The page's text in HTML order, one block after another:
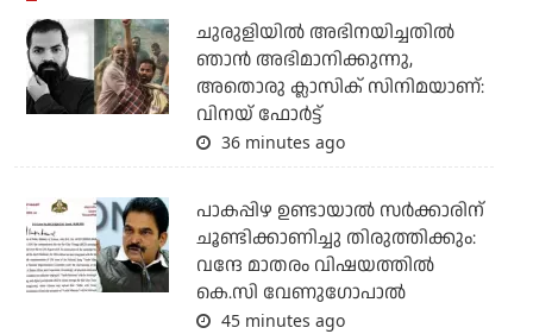
ചുരുളിയിൽ അഭിനയിച്ചതിൽ
ഞാൻ അഭിമാനിക്കുന്നു,
അതൊരു ക്ലാസിക് സിനിമയാണ്:
വിനയ് ഫോർട്ട്
36 minutes ago
പാകപ്പിഴ ഉണ്ടായാല്‍ സര്‍ക്കാരിന്
ചൂണ്ടിക്കാണിച്ചു തിരുത്തിക്കും:
വന്ദേ മാതരം വിഷയത്തില്‍
കെ.സി വേണുഗോപാല്‍
45 minutes ago